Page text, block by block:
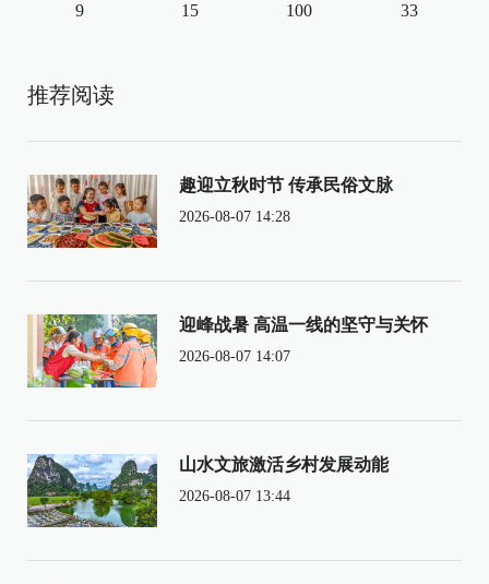
9 15 100 33
推荐阅读
趣迎立秋时节 传承民俗文脉
2026-08-07 14:28
迎峰战暑 高温一线的坚守与关怀
2026-08-07 14:07
山水文旅激活乡村发展动能
2026-08-07 13:44